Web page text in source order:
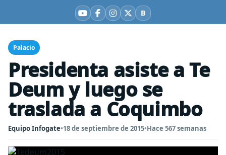
YouTube
Facebook
Instagram
X BBluesky
Palacio
Presidenta asiste a Te
Deum y luego se
traslada a Coquimbo
Equipo Infogate•18 de septiembre de 2015•Hace 567 semanas